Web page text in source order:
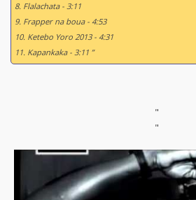
8. Flalachata - 3:11
9. Frapper na boua - 4:53
10. Ketebo Yoro 2013 - 4:31
11. Kapankaka - 3:11 ”
"
"